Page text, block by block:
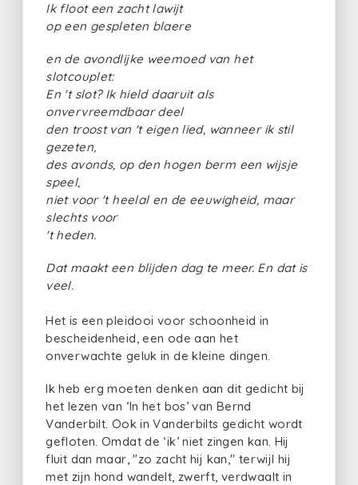
Ik floot een zacht lawijt
op een gespleten blaere
en de avondlijke weemoed van het
slotcouplet:
En 't slot? Ik hield daaruit als
onvervreemdbaar deel
den troost van 't eigen lied, wanneer ik stil
gezeten,
des avonds, op den hogen berm een wijsje
speel,
niet voor 't heelal en de eeuwigheid, maar
slechts voor
't heden.
Dat maakt een blijden dag te meer. En dat is
veel.
Het is een pleidooi voor schoonheid in
bescheidenheid, een ode aan het
onverwachte geluk in de kleine dingen.
Ik heb erg moeten denken aan dit gedicht bij
het lezen van ‘In het bos’ van Bernd
Vanderbilt. Ook in Vanderbilts gedicht wordt
gefloten. Omdat de ‘ik’ niet zingen kan. Hij
fluit dan maar, "zo zacht hij kan," terwijl hij
met zijn hond wandelt, zwerft, verdwaalt in